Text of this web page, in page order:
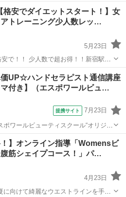
得！！新宿駅徒歩8分、東新宿駅徒
その他 少人数
格安でダイエットスタート！】女
トレーニング少人数レッ…
5月23日
で！！ 少人数で超お得！！新宿駅徒
安実施いたします！！ まずは気軽にお
その他 少人数
UP☆ハンドセラピスト通信講座
マ付き】（エスポワールビュ…
提携サイト 7月23日
実技試験に必要な技術
学習だけでなく何
！】オンライン指導「Womensビ
筋シェイプコース！」パ…
4月23日
に向けて綺麗なウエストラインを手に